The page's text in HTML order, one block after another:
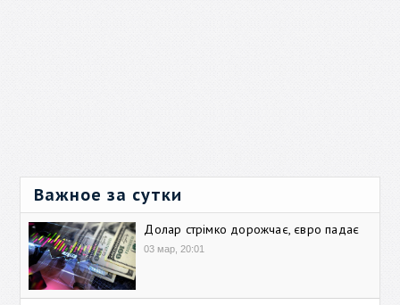
Важное за сутки
Долар стрімко дорожчає, євро падає
03 мар, 20:01